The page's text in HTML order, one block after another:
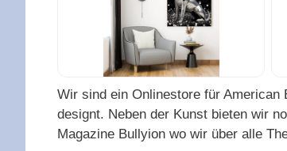
Wir sind ein Onlinestore für
designt. Neben der Kunst bieten wir
Magazine Bullyion wo wir über alle